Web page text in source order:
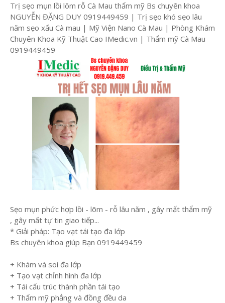
Trị sẹo mụn lồi lõm rỗ Cà Mau thẩm mỹ Bs chuyên khoa
NGUYỄN ĐẶNG DUY 0919449459 | Trị sẹo khó sẹo lâu
năm sẹo xấu Cà mau | Mỹ Viện Nano Cà Mau | Phòng Khám
Chuyên Khoa Kỹ Thuật Cao IMedic.vn | Thẩm mỹ Cà Mau
0919449459
Sẹo mụn phức hợp lồi - lõm - rỗ lâu năm , gây mất thẩm mỹ
, gây mất tự tin giao tiếp...
* Giải pháp: Tạo vạt tái tạo đa lớp
Bs chuyên khoa giúp Bạn 0919449459
+ Khám và soi đa lớp
+ Tạo vạt chỉnh hình đa lớp
+ Tái cấu trúc thành phần tái tạo
+ Thẩm mỹ phẳng và đồng đều da